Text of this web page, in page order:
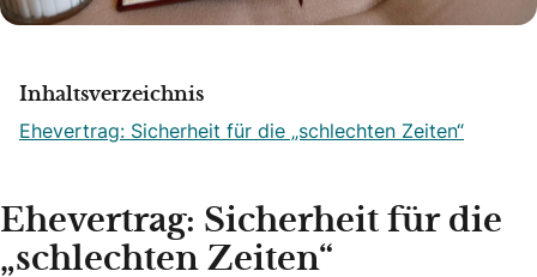
Inhaltsverzeichnis
Ehevertrag: Sicherheit für die „schlechten Zeiten“
Ehevertrag: Sicherheit für die
„schlechten Zeiten“